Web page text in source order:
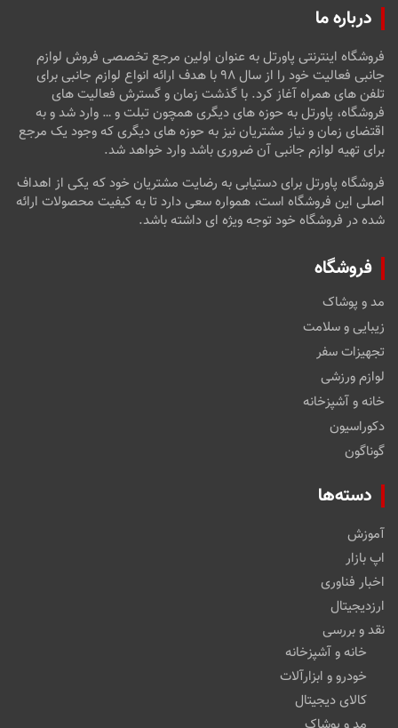
درباره ما
فروشگاه اینترنتی پاورتل به عنوان اولین مرجع تخصصی فروش لوازم
جانبی فعالیت خود را از سال ۹۸ با هدف ارائه انواع لوازم جانبی برای
تلفن های همراه آغاز کرد. با گذشت زمان و گسترش فعالیت های
فروشگاه، پاورتل به حوزه های دیگری همچون تبلت و … وارد شد و به
اقتضای زمان و نیاز مشتریان نیز به حوزه های دیگری که وجود یک مرجع
برای تهیه لوازم جانبی آن ضروری باشد وارد خواهد شد.
فروشگاه پاورتل برای دستیابی به رضایت مشتریان خود که یکی از اهداف
اصلی این فروشگاه است، همواره سعی دارد تا به کیفیت محصولات ارائه
شده در فروشگاه خود توجه ویژه ای داشته باشد.
فروشگاه
مد و پوشاک
زیبایی و سلامت
تجهیزات سفر
لوازم ورزشی
خانه و آشپزخانه
دکوراسیون
گوناگون
دسته‌ها
آموزش
اپ بازار
اخبار فناوری
ارزدیجیتال
نقد و بررسی
خانه و آشپزخانه
خودرو و ابزارآلات
کالای دیجیتال